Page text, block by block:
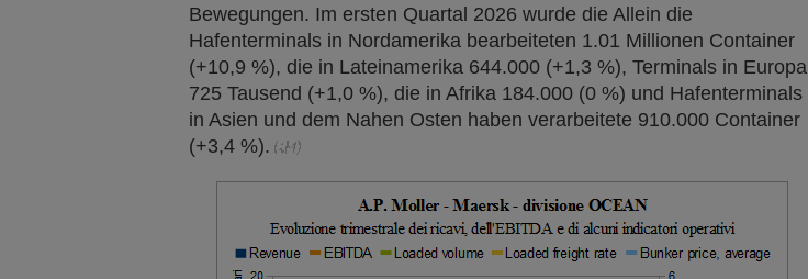
Bewegungen. Im ersten Quartal 2026 wurde die Allein die
Hafenterminals in Nordamerika bearbeiteten 1.01 Millionen Container
(+10,9 %), die in Lateinamerika 644.000 (+1,3 %), Terminals in Europa
725 Tausend (+1,0 %), die in Afrika 184.000 (0 %) und Hafenterminals
in Asien und dem Nahen Osten haben verarbeitete 910.000 Container
(+3,4 %).